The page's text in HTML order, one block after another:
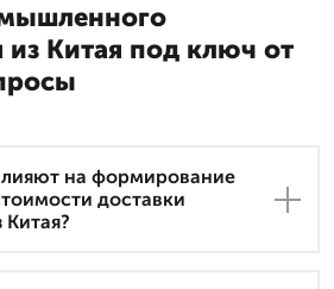
из Китая под ключ от
на формирование
доставки